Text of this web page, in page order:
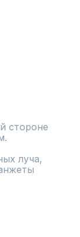
стороне
луча,